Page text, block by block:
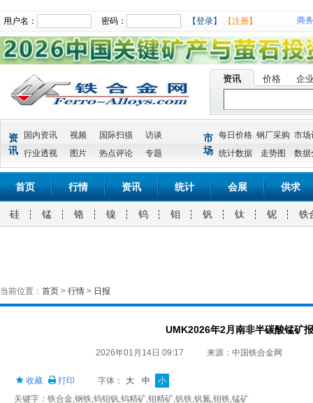
用户名： 密码： 【登录】 【注册】 商
资讯 价格 企
资
讯
国内资讯 视频 国际扫描
访谈
行业透视
图片 热点评论 专题
市
场
每日价格 钢厂采购 市场
统计数据
走势图 数据
首页 行情 资讯 统计 会展 供求
硅 锰 铬 镍 钨 钼 钒 钛 铌 铁
当前位置： 首页 > 行情 > 日报
UMK2026年2月南非半碳酸锰矿
2026年01月14日 09:17 来源：中国铁合金网
收藏 打印 字体： 大 中
小
关键字：铁合金,钢铁,钨钼钒,钨精矿,钼精矿,钒铁,钒氮,钼铁,锰矿